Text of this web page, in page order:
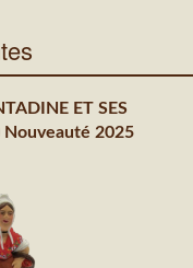
ET SES
Nouveauté 2025